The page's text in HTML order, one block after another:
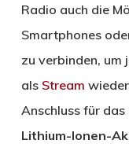
Radio auch die
Smartphones
zu verbinden, um
als Stream
Anschluss für
Lithium-Ionen-